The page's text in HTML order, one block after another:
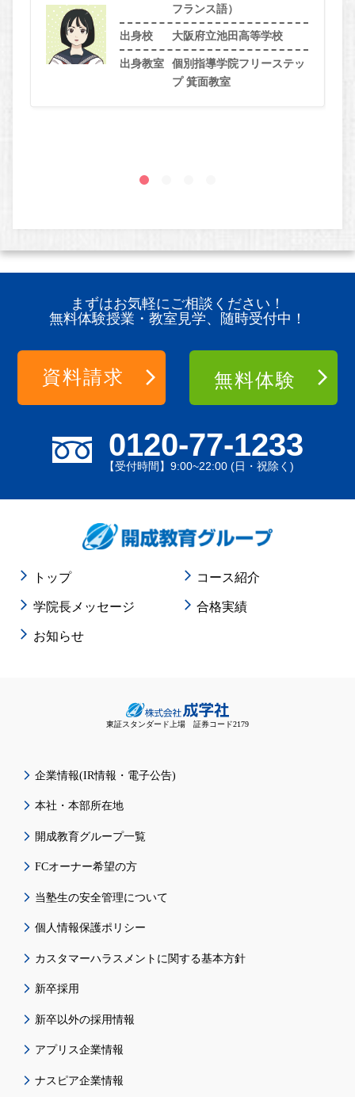
フランス語）
出身校 大阪府立池田高等学校
出身教室
個別指導学院フリーステッ
プ 箕面教室
まずはお気軽にご相談ください！
無料体験授業・教室見学、随時受付中！
0120-77-1233
【受付時間】9:00~22:00 (日・祝除く)
資料請求 無料体験
トップ コース紹介
学院長メッセージ 合格実績
お知らせ
東証スタンダード上場 証券コード2179
企業情報(IR情報・電子公告)
本社・本部所在地
開成教育グループ一覧
FCオーナー希望の方
当塾生の安全管理について
個人情報保護ポリシー
カスタマーハラスメントに関する基本方針
新卒採用
新卒以外の採用情報
アプリス企業情報
ナスピア企業情報